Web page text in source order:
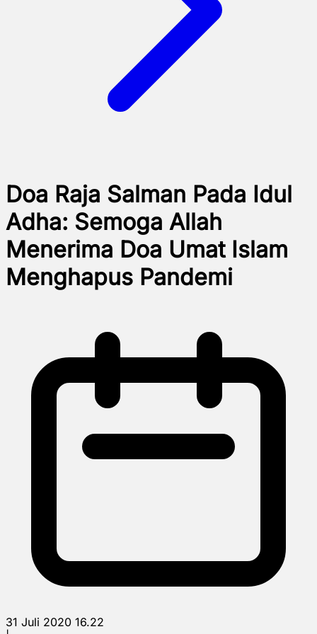
Doa Raja Salman Pada Idul
Adha: Semoga Allah
Menerima Doa Umat Islam
Menghapus Pandemi
31 Juli 2020 16.22